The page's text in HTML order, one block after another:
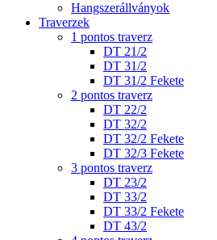
Hangszerállványok
Traverzek
1 pontos traverz
DT 21/2
DT 31/2
DT 31/2 Fekete
2 pontos traverz
DT 22/2
DT 32/2
DT 32/2 Fekete
DT 32/3 Fekete
3 pontos traverz
DT 23/2
DT 33/2
DT 33/2 Fekete
DT 43/2